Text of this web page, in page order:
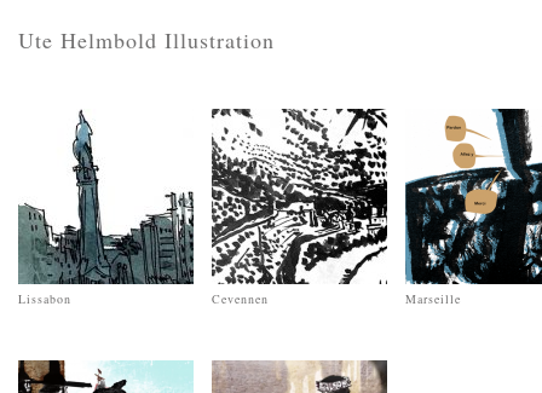
Ute Helmbold Illustration
Lissabon Cevennen Marseille